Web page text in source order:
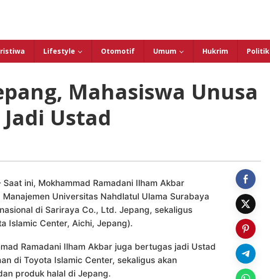
Lifestyle Otomotif Umum Hukrim Politik
Mahasiswa Unusa
Ustad
Saat ini, Mokhammad Ramadani Ilham Akbar
Universitas Nahdlatul Ulama Surabaya
di Sariraya Co., Ltd. Jepang, sekaligus
Islamic Center, Aichi, Jepang).
Ramadani Ilham Akbar juga bertugas jadi Ustad
di Toyota Islamic Center, sekaligus akan
produk halal di Jepang.